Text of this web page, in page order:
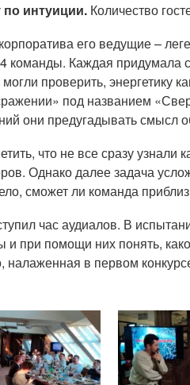
интуиции. Количество
его ведущие –
4 команды. Каждая придумала
могли проверить, энергетику
под названием
они предугадывать смысл
что не все сразу
Однако далее задача
сможет ли команда
час аудиалов. В
и при помощи них понять,
налаженная в первом
от ЗАО
БФП…